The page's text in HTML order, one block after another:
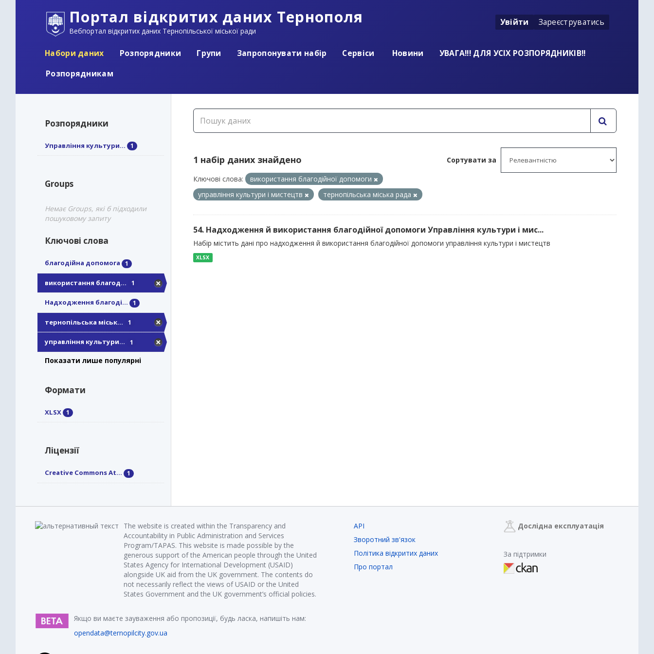
Портал відкритих даних Тернополя
Вебпортал відкритих даних Тернопільської міської ради
Увійти Зареєструватись
Набори даних Розпорядники Групи Запропонувати набір Сервіси Новини
УВАГА!!! ДЛЯ УСІХ РОЗПОРЯДНИКІВ!!
Розпорядникам
Розпорядники
Управління культури... 1
Groups
Немає Groups, які б підходили
пошуковому запиту
Ключові слова
благодійна допомога 1
використання благод... 1
Надходження благоді... 1
тернопільська міськ... 1
управління культури... 1
Показати лише популярні
Формати
XLSX 1
Ліцензії
Creative Commons At... 1
Сортувати за
1 набір даних знайдено
Ключові слова:
використання благодійної допомоги
управління культури і мистецтв
тернопільська міська рада
54. Надходження й використання благодійної допомоги Управління культури і мис...
Набір містить дані про надходження й використання благодійної допомоги управління культури і мистецтв
XLSX
The website is created within the Transparency and
Accountability in Public Administration and Services
Program/TAPAS. This website is made possible by the
generous support of the American people through the United
States Agency for International Development (USAID)
alongside UK aid from the UK government. The contents do
not necessarily reflect the views of USAID or the United
States Government and the UK government’s official policies.
Якщо ви маєте зауваження або пропозиції, будь ласка, напишіть нам:
opendata@ternopilcity.gov.ua
API
Зворотний зв'язок
Політика відкритих даних
Про портал
Дослідна експлуатація
За підтримки